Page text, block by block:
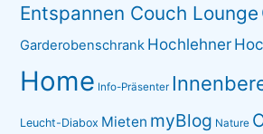
Entspannen Couch Lounge
Garderobenschrank Hochlehner
Home Info-Präsenter
Leucht-Diabox Mieten myBlog Nature